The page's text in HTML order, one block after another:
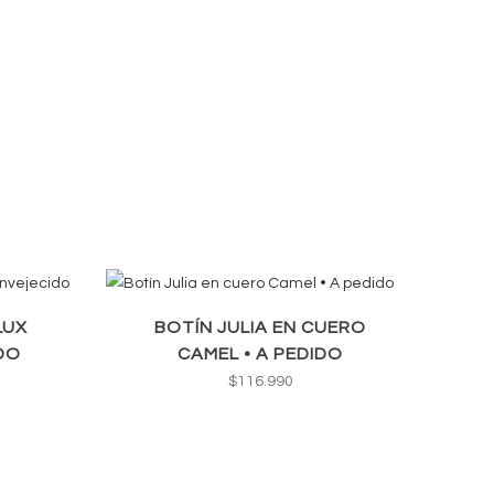
BOTÍN JULIA EN CUERO
CAMEL • A PEDIDO
$116.990